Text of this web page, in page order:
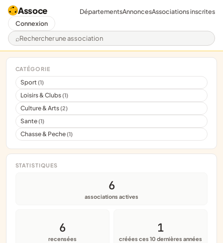
Assoce
Rechercher une association
DépartementsAnnoncesAssociations inscrites
Connexion
CATÉGORIE
Sport(1)
Loisirs & Clubs(1)
Culture & Arts(2)
Sante(1)
Chasse & Peche(1)
STATISTIQUES
6
associations actives
6
recensées
1
créées ces 10 dernières années